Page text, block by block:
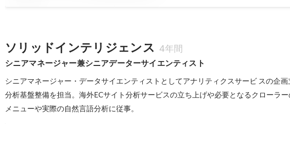
ソリッドインテリジェンス 4年間
シニアマネージャー兼シニアデーターサイエンティスト
シニアマネージャー・データサイエンティストとしてアナリティクスサービ スの企
分析基盤整備を担当。海外ECサイト分析サービスの立ち上げや必要となるクローラ
メニューや実際の自然言語分析に従事。